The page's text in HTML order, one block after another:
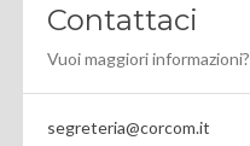
Contattaci
Vuoi maggiori informazioni?
segreteria@corcom.it